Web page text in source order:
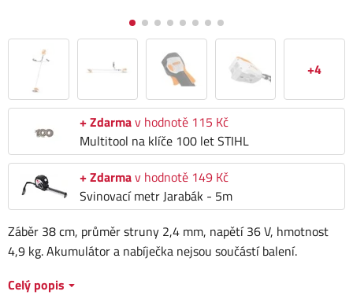
+4
+ Zdarmav hodnotě 115 Kč
Multitool na klíče 100 let STIHL
+ Zdarmav hodnotě 149 Kč
Svinovací metr Jarabák - 5m
Záběr 38 cm, průměr struny 2,4 mm, napětí 36 V, hmotnost
4,9 kg. Akumulátor a nabíječka nejsou součástí balení.
Celý popis